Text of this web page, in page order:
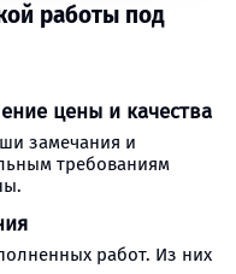
работы под
цены и качества
замечания и
требованиям
работ. Из них